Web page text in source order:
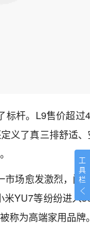
工
具
栏
标杆。L9售价超
义了真三排舒适
市场愈发激烈，问
米YU7等纷纷进入
称为高端家用品牌